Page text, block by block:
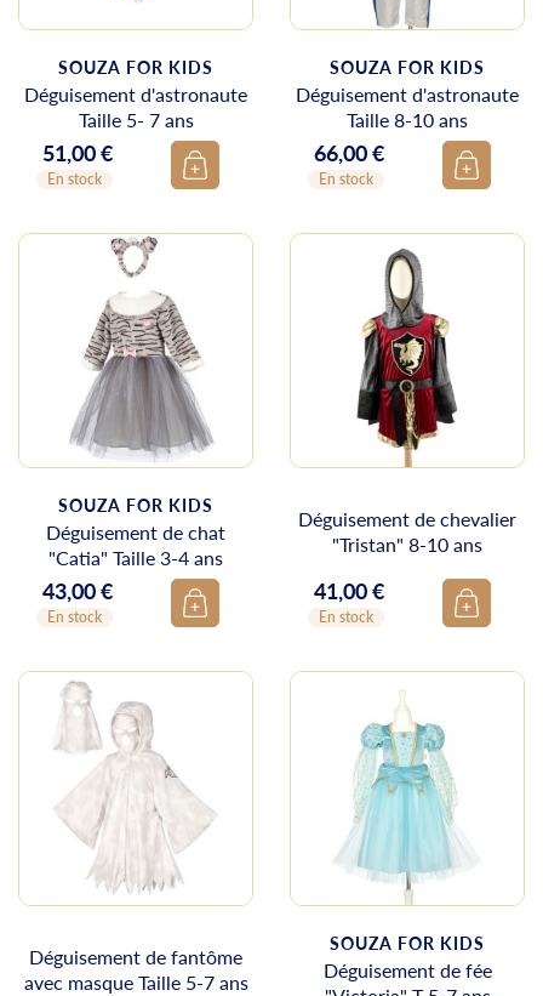
SOUZA FOR KIDS
Déguisement d'astronaute
Taille 5- 7 ans
Prix
51,00 €
En stock
SOUZA FOR KIDS
Déguisement d'astronaute
Taille 8-10 ans
Prix
66,00 €
En stock
SOUZA FOR KIDS
Déguisement de chat
"Catia" Taille 3-4 ans
Prix
43,00 €
En stock
Déguisement de chevalier
"Tristan" 8-10 ans
Prix
41,00 €
En stock
Déguisement de fantôme
avec masque Taille 5-7 ans
SOUZA FOR KIDS
Déguisement de fée